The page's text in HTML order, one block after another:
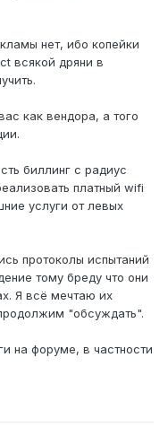
нет, ибо копейки
всякой дряни в
как вендора, а того
биллинг с радиус
платный wifi
услуги от левых
протоколы испытаний
тому бреду что они
Я всё мечтаю их
"обсуждать".
на форуме, в частности